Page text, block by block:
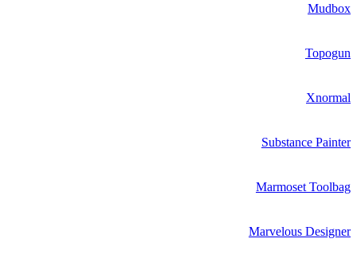
Mudbox
Topogun
Xnormal
Substance Painter
Marmoset Toolbag
Marvelous Designer